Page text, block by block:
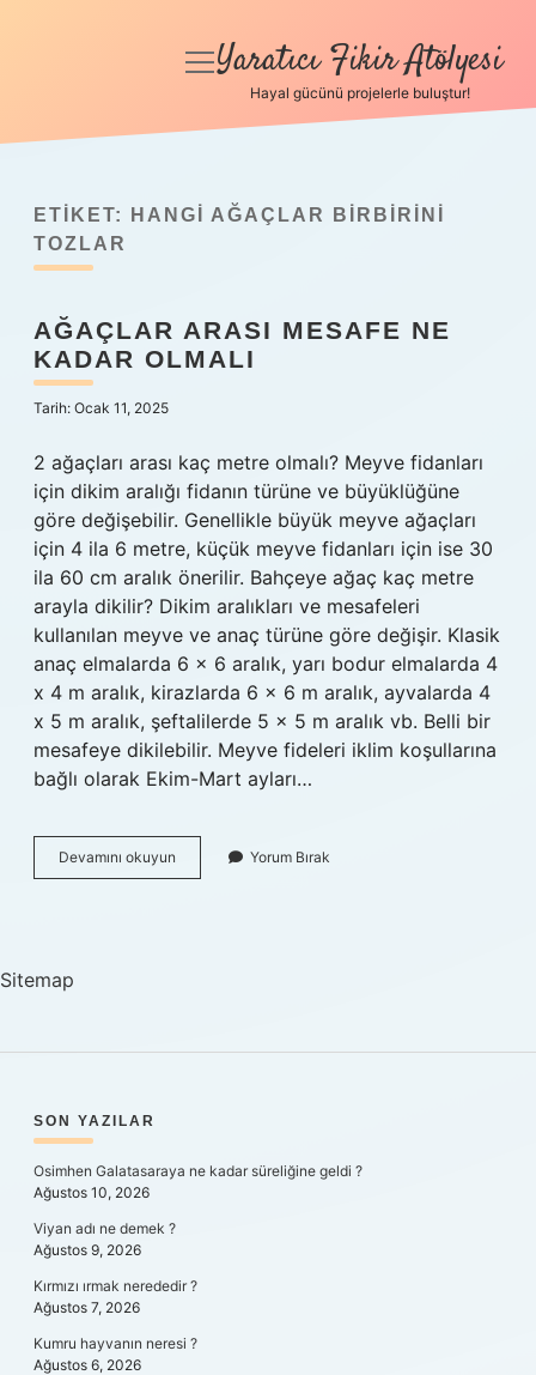
Anasayfa
Yasal Uyarı
menüyü
Yaratıcı Fikir Atölyesi
Hayal gücünü projelerle buluştur!
ETIKET:
HANGI AĞAÇLAR BIRBIRINI
TOZLAR
AĞAÇLAR ARASI MESAFE NE
KADAR OLMALI
Tarih: Ocak 11, 2025
2 ağaçları arası kaç metre olmalı? Meyve fidanları
için dikim aralığı fidanın türüne ve büyüklüğüne
göre değişebilir. Genellikle büyük meyve ağaçları
için 4 ila 6 metre, küçük meyve fidanları için ise 30
ila 60 cm aralık önerilir. Bahçeye ağaç kaç metre
arayla dikilir? Dikim aralıkları ve mesafeleri
kullanılan meyve ve anaç türüne göre değişir. Klasik
anaç elmalarda 6 x 6 aralık, yarı bodur elmalarda 4
x 4 m aralık, kirazlarda 6 x 6 m aralık, ayvalarda 4
x 5 m aralık, şeftalilerde 5 x 5 m aralık vb. Belli bir
mesafeye dikilebilir. Meyve fideleri iklim koşullarına
bağlı olarak Ekim-Mart ayları…
Devamını okuyun
Arası
Yorum Bırak
Sitemap
SIDEBAR
SON YAZILAR
Osimhen Galatasaraya ne kadar süreliğine geldi ?
Ağustos 10, 2026
Viyan adı ne demek ?
Ağustos 9, 2026
Kırmızı ırmak nerededir ?
Ağustos 7, 2026
Kumru hayvanın neresi ?
Ağustos 6, 2026